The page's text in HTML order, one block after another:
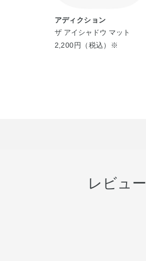
アディクション
ザ アイシャドウ マット
2,200円（税込）※
レビュー